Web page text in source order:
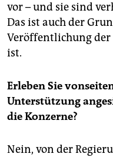
vor – und sie sind
Das ist auch der
Veröffentlichung
ist.
Erleben Sie
Unterstützung
die Konzerne?
Nein, von der